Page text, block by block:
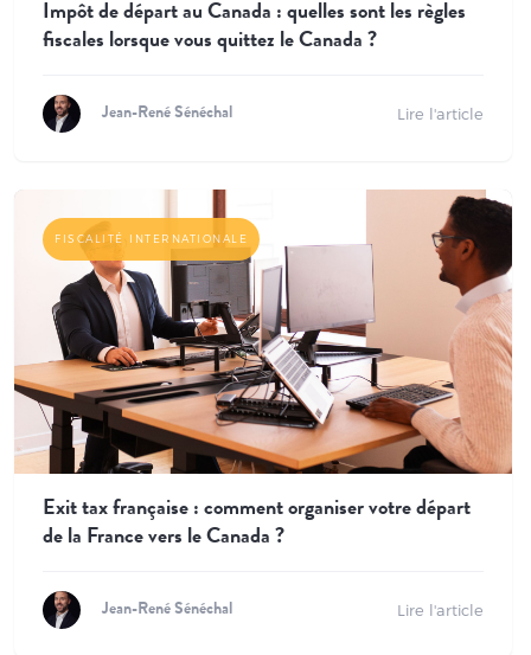
Impôt de départ au Canada : quelles sont les règles
fiscales lorsque vous quittez le Canada ?
Jean-René Sénéchal Lire l'article
FISCALITÉ INTERNATIONALE
Exit tax française : comment organiser votre départ
de la France vers le Canada ?
Jean-René Sénéchal Lire l'article